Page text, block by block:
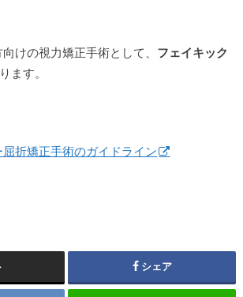
けの視力矯正手術として、 フェイキック
ます。
折矯正手術のガイドライン
シェア